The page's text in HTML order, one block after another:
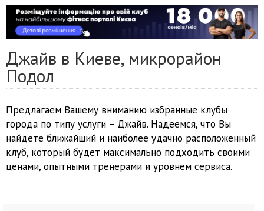
Джайв в Киеве, микрорайон
Подол
Предлагаем Вашему вниманию избранные клубы
города по типу услуги – Джайв. Надеемся, что Вы
найдете ближайший и наиболее удачно расположенный
клуб, который будет максимально подходить своими
ценами, опытными тренерами и уровнем сервиса.